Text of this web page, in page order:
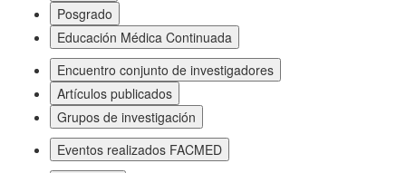
Posgrado
Educación Médica Continuada
Encuentro conjunto de investigadores
Artículos publicados
Grupos de investigación
Eventos realizados FACMED